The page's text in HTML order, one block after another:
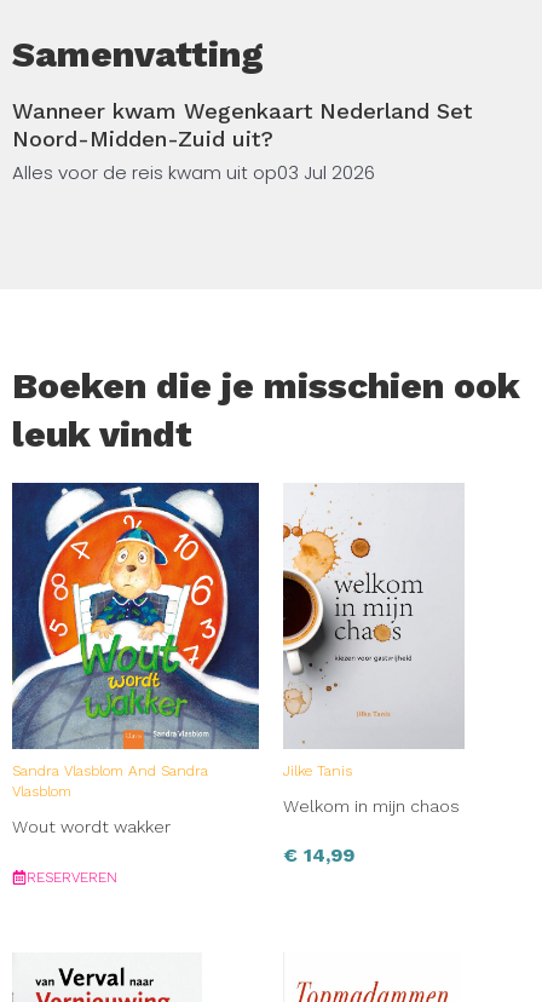
Samenvatting
Wanneer kwam Wegenkaart Nederland Set
Noord-Midden-Zuid uit?
Alles voor de reis kwam uit op03 Jul 2026
Boeken die je misschien ook
leuk vindt
Sandra Vlasblom And Sandra
Vlasblom
Wout wordt wakker
RESERVEREN
Jilke Tanis
Welkom in mijn chaos
€ 14,99